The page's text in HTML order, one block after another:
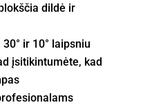
dildė ir
30° ir 10° laipsniu
įsitikintumėte, kad